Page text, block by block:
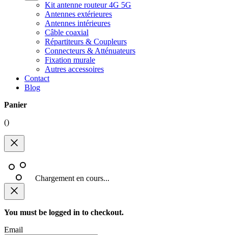
Kit antenne routeur 4G 5G
Antennes extérieures
Antennes intérieures
Câble coaxial
Répartiteurs & Coupleurs
Connecteurs & Atténuateurs
Fixation murale
Autres accessoires
Contact
Blog
Panier
()
Chargement en cours...
You must be logged in to checkout.
Email